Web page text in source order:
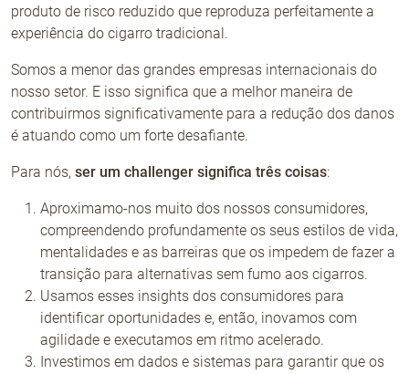
produto de risco reduzido que reproduza perfeitamente a
experiência do cigarro tradicional.
Somos a menor das grandes empresas internacionais do
nosso setor. E isso significa que a melhor maneira de
contribuirmos significativamente para a redução dos danos
é atuando como um forte desafiante.
Para nós, ser um challenger significa três coisas:
Aproximamo-nos muito dos nossos consumidores,
compreendendo profundamente os seus estilos de vida,
mentalidades e as barreiras que os impedem de fazer a
transição para alternativas sem fumo aos cigarros.
Usamos esses insights dos consumidores para
identificar oportunidades e, então, inovamos com
agilidade e executamos em ritmo acelerado.
Investimos em dados e sistemas para garantir que os